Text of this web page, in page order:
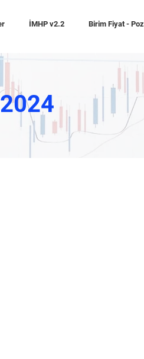
İMHP v2.2 Birim Fiyat - Poz